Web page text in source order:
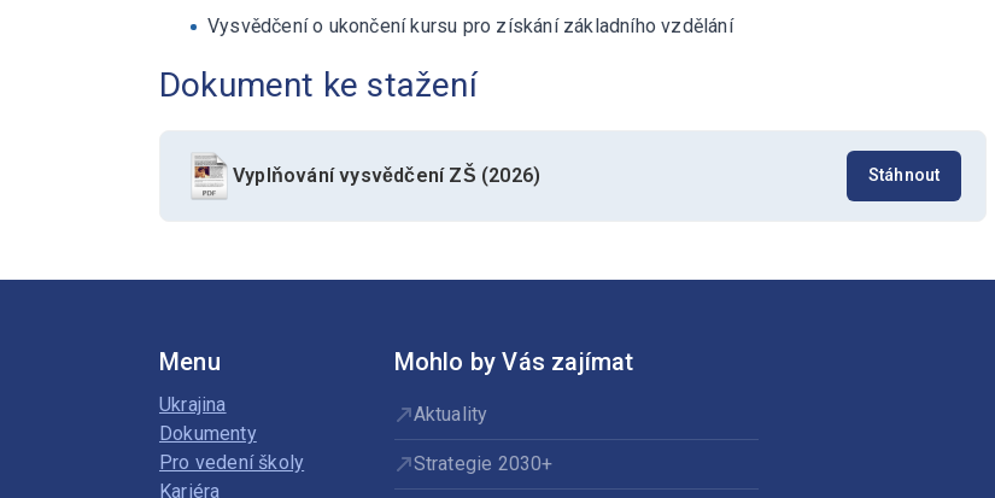
Vysvědčení o ukončení kursu pro získání základního vzdělání
Dokument ke stažení
Vyplňování vysvědčení ZŠ (2026) Stáhnout
Menu
Ukrajina
Dokumenty
Pro vedení školy
Kariéra
Mohlo by Vás zajímat
Aktuality
Strategie 2030+